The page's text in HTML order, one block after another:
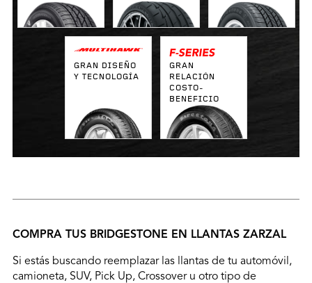
GRAN DISEÑO
Y TECNOLOGÍA
GRAN
RELACIÓN
COSTO-
BENEFICIO
COMPRA TUS BRIDGESTONE EN LLANTAS ZARZAL
Si estás buscando reemplazar las llantas de tu automóvil,
camioneta, SUV, Pick Up, Crossover u otro tipo de